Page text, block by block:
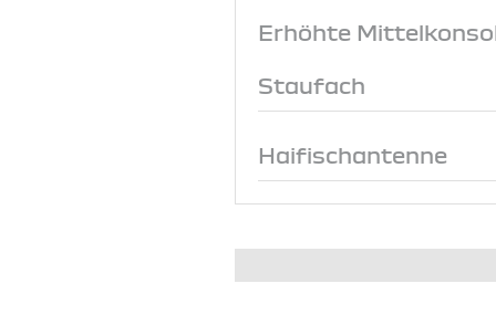
Erhöhte
Staufach
Haifischantenne